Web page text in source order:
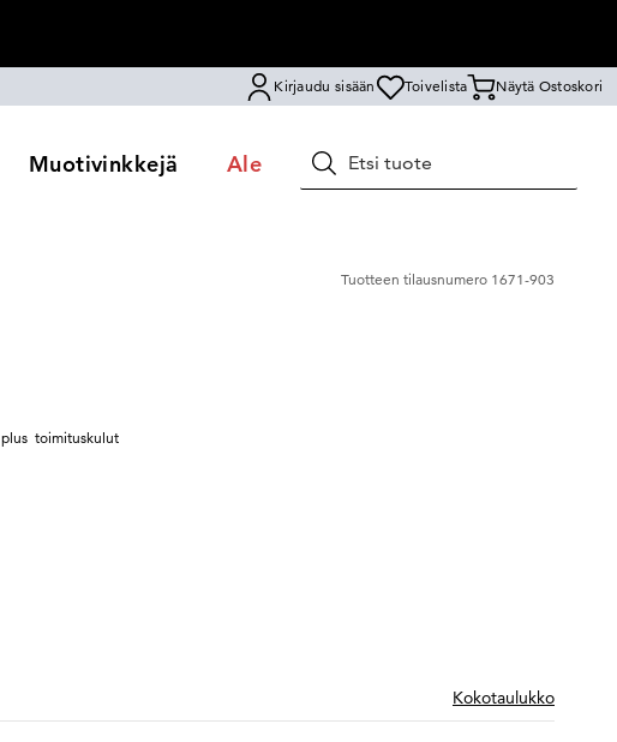
Kirjaudu sisään Toivelista Näytä Ostoskori
Muotivinkkejä Ale Hae
Tuotteen tilausnumero 1671-903
plus toimituskulut
Kokotaulukko